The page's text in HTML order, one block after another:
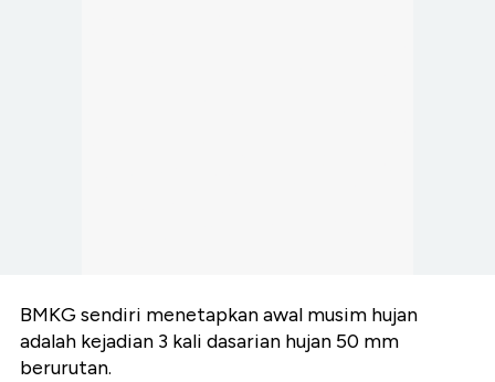
BMKG sendiri menetapkan awal musim hujan
adalah kejadian 3 kali dasarian hujan 50 mm
berurutan.